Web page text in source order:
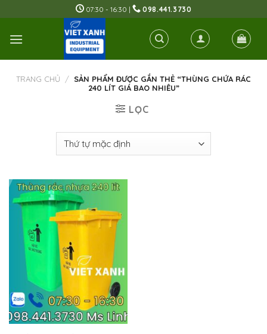
to
content
07:30 - 16:30 | 098.441.3730
TRANG CHỦ / SẢN PHẨM ĐƯỢC GẮN THẺ “THÙNG CHỨA RÁC
240 LÍT GIÁ BAO NHIÊU”
LỌC